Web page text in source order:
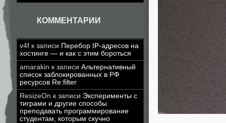
КОММЕНТАРИИ
v4f к записи Перебор IP-адресов на
хостинге — и как с этим бороться
amarakin к записи Альтернативный
список заблокированных в РФ
ресурсов Re:filter
ResizeOn к записи Эксперименты с
тиграми и другие способы
преподавать программирование
студентам, которым скучно